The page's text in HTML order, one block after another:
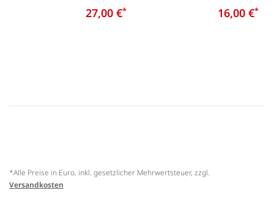
27,00 €* 16,00 €*
*Alle Preise in Euro, inkl. gesetzlicher Mehrwertsteuer, zzgl.
Versandkosten